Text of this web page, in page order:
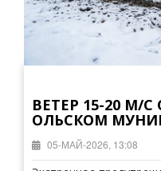
ВЕТЕР 15-20 М/
ОЛЬСКОМ
05-МАЙ-2026, 13:08